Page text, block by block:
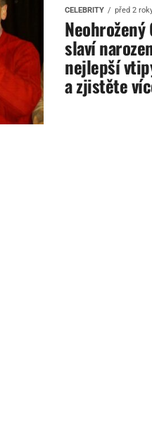
CELEBRITY před 2
slaví
nejlepší
a zjistěte